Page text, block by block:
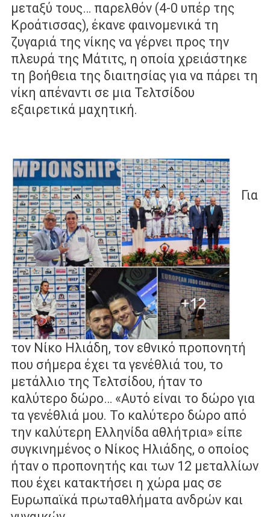
μεταξύ τους… παρελθόν (4-0 υπέρ της
Κροάτισσας), έκανε φαινομενικά τη
ζυγαριά της νίκης να γέρνει προς την
πλευρά της Μάτιτς, η οποία χρειάστηκε
τη βοήθεια της διαιτησίας για να πάρει τη
νίκη απέναντι σε μια Τελτσίδου
εξαιρετικά μαχητική.
Για
τον Νίκο Ηλιάδη, τον εθνικό προπονητή
που σήμερα έχει τα γενέθλιά του, το
μετάλλιο της Τελτσίδου, ήταν το
καλύτερο δώρο… «Αυτό είναι το δώρο για
τα γενέθλιά μου. Το καλύτερο δώρο από
την καλύτερη Ελληνίδα αθλήτρια» είπε
συγκινημένος ο Νίκος Ηλιάδης, ο οποίος
ήταν ο προπονητής και των 12 μεταλλίων
που έχει κατακτήσει η χώρα μας σε
Ευρωπαϊκά πρωταθλήματα ανδρών και